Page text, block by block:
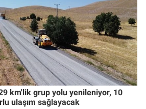
km'lik grup yolu yenileniyor, 10
ulaşım sağlayacak